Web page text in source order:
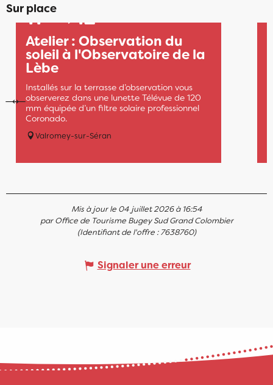
Sur place
11 12
Atelier : Observation du
soleil à l'Observatoire de la
Lèbe
Installés sur la terrasse d’observation vous
observerez dans une lunette Télévue de 120
mm équipée d’un filtre solaire professionnel
Coronado.
Valromey-sur-Séran
Mis à jour le 04 juillet 2026 à 16:54
par Office de Tourisme Bugey Sud Grand Colombier
(Identifiant de l'offre :7638760)
Signaler une erreur